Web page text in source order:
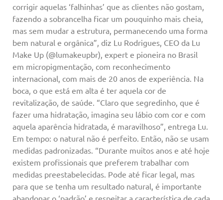
corrigir aquelas ‘falhinhas’ que as clientes não gostam,
fazendo a sobrancelha ficar um pouquinho mais cheia,
mas sem mudar a estrutura, permanecendo uma forma
bem natural e orgânica”, diz Lu Rodrigues, CEO da Lu
Make Up (@lumakeupbr), expert e pioneira no Brasil
em micropigmentação, com reconhecimento
internacional, com mais de 20 anos de experiência. Na
boca, o que está em alta é ter aquela cor de
revitalização, de saúde. “Claro que segredinho, que é
fazer uma hidratação, imagina seu lábio com cor e com
aquela aparência hidratada, é maravilhoso”, entrega Lu.
Em tempo: o natural não é perfeito. Então, não se usam
medidas padronizadas. “Durante muitos anos e até hoje
existem profissionais que preferem trabalhar com
medidas preestabelecidas. Pode até ficar legal, mas
para que se tenha um resultado natural, é importante
abandonar o ‘padrão’ e respeitar a característica de cada